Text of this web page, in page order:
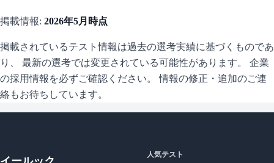
掲載情報: 2026年5月 時点
掲載されているテスト情報は過去の選考実績に基づくものであ
り、 最新の選考では変更されている可能性があります。 企業
の採用情報を必ずご確認ください。 情報の修正・追加のご連
絡もお待ちしています。
人気テスト